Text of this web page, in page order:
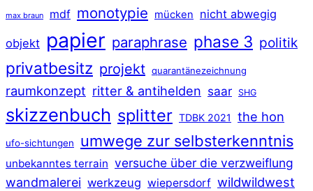
max braun mdf monotypie mücken nicht abwegig
objekt papier paraphrase phase 3 politik
privatbesitz projekt quarantänezeichnung
raumkonzept ritter & antihelden saar SHG
skizzenbuch splitter TDBK 2021 the hon
ufo-sichtungen umwege zur selbsterkenntnis
unbekanntes terrain versuche über die verzweiflung
wandmalerei werkzeug wiepersdorf wildwildwest